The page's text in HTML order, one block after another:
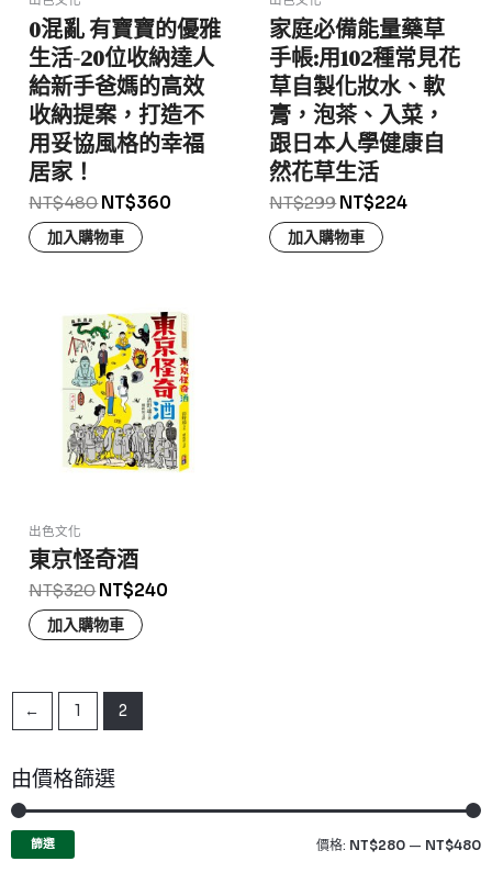
由價格篩選
低
價
高
價
篩選 價格: NT$280 — NT$480
0混亂 有寶寶的優雅
生活-20位收納達人
給新手爸媽的高效
收納提案，打造不
用妥協風格的幸福
居家！
NT$480 NT$360
加入購物車
家庭必備能量藥草
手帳:用102種常見花
草自製化妝水、軟
膏，泡茶、入菜，
跟日本人學健康自
然花草生活
NT$299 NT$224
加入購物車
出色文化
東京怪奇酒
NT$320 NT$240
加入購物車
← 1 2